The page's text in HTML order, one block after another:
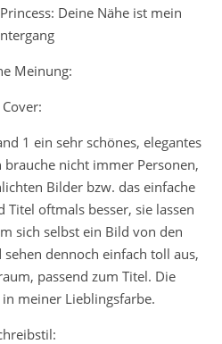
Deine Nähe ist mein
Meinung:
Cover:
1 ein sehr schönes, elegantes
brauche nicht immer Personen,
Bilder bzw. das einfache
oftmals besser, sie lassen
sich selbst ein Bild von den
dennoch einfach toll aus,
passend zum Titel. Die
meiner Lieblingsfarbe.